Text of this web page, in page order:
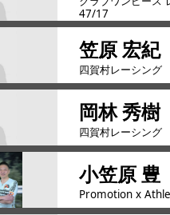
47/17
笠原 宏紀
四賀村レーシング
岡林 秀樹
四賀村レーシング
小笠原 豊
Promotion x